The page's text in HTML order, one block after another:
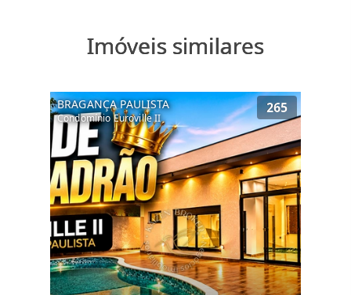
Imóveis similares
BRAGANÇA PAULISTA
Condomínio Euroville II
265